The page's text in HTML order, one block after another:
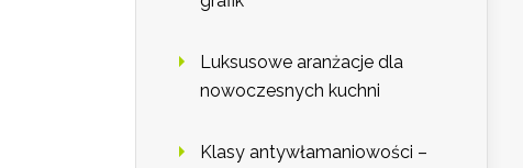
Luksusowe aranżacje dla
nowoczesnych kuchni
Klasy antywłamaniowości –